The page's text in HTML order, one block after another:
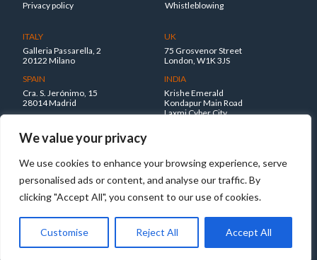
We value your privacy
We use cookies to enhance your browsing experience, serve
personalised ads or content, and analyse our traffic. By
clicking "Accept All", you consent to our use of cookies.
Customise Reject All Accept All
Privacy policy
Whistleblowing
ITALY
Galleria Passarella, 2
20122 Milano
SPAIN
Cra. S. Jerónimo, 15
28014 Madrid
UK
75 Grosvenor Street
London, W1K 3JS
INDIA
Krishe Emerald
Kondapur Main Road
Laxmi Cyber City
© 2026 - NextEnergy Group. All rights reserved.
design/website: chalk